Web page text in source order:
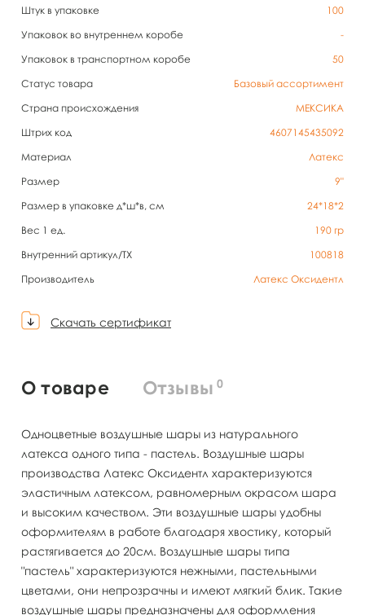
Штук в упаковке
100
Упаковок во внутреннем коробе
-
Упаковок в транспортном коробе
50
Статус товара
Базовый ассортимент
Страна происхождения
МЕКСИКА
Штрих код
4607145435092
Материал
Латекс
Размер
9"
Размер в упаковке д*ш*в, см
24*18*2
Вес 1 ед.
190 гр
Внутренний артикул/TX
100818
Производитель
Латекс Оксидентл
Скачать сертификат
О товаре Отзывы 0
Одноцветные воздушные шары из натурального
латекса одного типа - пастель. Воздушные шары
производства Латекс Оксидентл характеризуются
эластичным латексом, равномерным окрасом шара
и высоким качеством. Эти воздушные шары удобны
оформителям в работе благодаря хвостику, который
растягивается до 20см. Воздушные шары типа
"пастель" характеризуются нежными, пастельными
цветами, они непрозрачны и имеют мягкий блик. Такие
воздушные шары предназначены для оформления